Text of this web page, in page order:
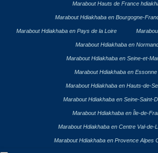
Marabout Hauts de France
Marabout Hdiakhaba en Bourgogne-
Marabout Hdiakhaba en Pays de la Loire
Marabout Hdiakhaba en
Marabout Hdiakhaba en Seine-et-
Marabout Hdiakhaba en Essonne
Marabout Hdiakhaba en Hauts-de-
Marabout Hdiakhaba en Seine-Saint-
Marabout Hdiakhaba en Île-de-
Marabout Hdiakhaba en Centre Val-de-
Marabout Hdiakhaba en Provence Alpes